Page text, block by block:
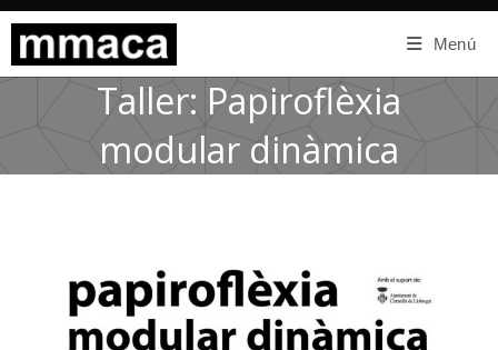
Menú
Taller: Papiroflèxia
modular dinàmica